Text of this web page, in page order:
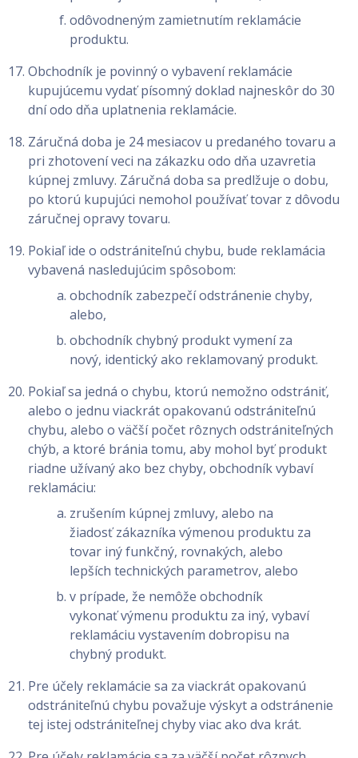
odôvodneným zamietnutím reklamácie
produktu.
Obchodník je povinný o vybavení reklamácie
kupujúcemu vydať písomný doklad najneskôr do 30
dní odo dňa uplatnenia reklamácie.
Záručná doba je 24 mesiacov u predaného tovaru a
pri zhotovení veci na zákazku odo dňa uzavretia
kúpnej zmluvy. Záručná doba sa predlžuje o dobu,
po ktorú kupujúci nemohol používať tovar z dôvodu
záručnej opravy tovaru.
Pokiaľ ide o odstrániteľnú chybu, bude reklamácia
vybavená nasledujúcim spôsobom:
obchodník zabezpečí odstránenie chyby,
alebo,
obchodník chybný produkt vymení za
nový, identický ako reklamovaný produkt.
Pokiaľ sa jedná o chybu, ktorú nemožno odstrániť,
alebo o jednu viackrát opakovanú odstrániteľnú
chybu, alebo o väčší počet rôznych odstrániteľných
chýb, a ktoré bránia tomu, aby mohol byť produkt
riadne užívaný ako bez chyby, obchodník vybaví
reklamáciu:
zrušením kúpnej zmluvy, alebo na
žiadosť zákazníka výmenou produktu za
tovar iný funkčný, rovnakých, alebo
lepších technických parametrov, alebo
v prípade, že nemôže obchodník
vykonať výmenu produktu za iný, vybaví
reklamáciu vystavením dobropisu na
chybný produkt.
Pre účely reklamácie sa za viackrát opakovanú
odstrániteľnú chybu považuje výskyt a odstránenie
tej istej odstrániteľnej chyby viac ako dva krát.